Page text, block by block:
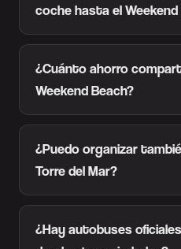
coche hasta el Weekend
¿Cuánto ahorro
Weekend Beach?
¿Puedo organizar
Torre del Mar?
¿Hay autobuses